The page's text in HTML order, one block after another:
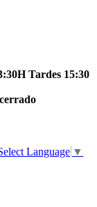
Tardes 15:30
Language ▼